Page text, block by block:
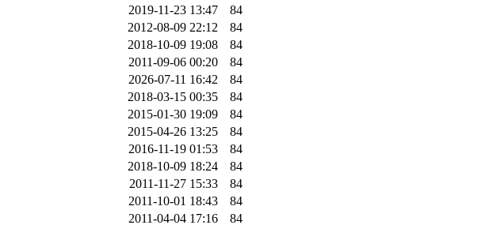
2019-11-23 13:47
84
2012-08-09 22:12
84
2018-10-09 19:08
84
2011-09-06 00:20
84
2026-07-11 16:42
84
2018-03-15 00:35
84
2015-01-30 19:09
84
2015-04-26 13:25
84
2016-11-19 01:53
84
2018-10-09 18:24
84
2011-11-27 15:33
84
2011-10-01 18:43
84
2011-04-04 17:16 84